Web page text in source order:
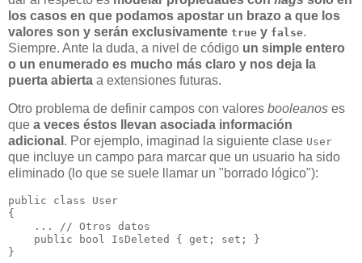
los casos en que podamos apostar un brazo a que los
valores son y serán exclusivamente true y false.
Siempre. Ante la duda, a nivel de código un simple entero
o un enumerado es mucho más claro y nos deja la
puerta abierta a extensiones futuras.
Otro problema de definir campos con valores booleanos es
que a veces éstos llevan asociada información
adicional . Por ejemplo, imaginad la siguiente clase User
que incluye un campo para marcar que un usuario ha sido
eliminado (lo que se suele llamar un "borrado lógico"):
public class User
{
    ... // Otros datos
    public bool IsDeleted { get; set; }